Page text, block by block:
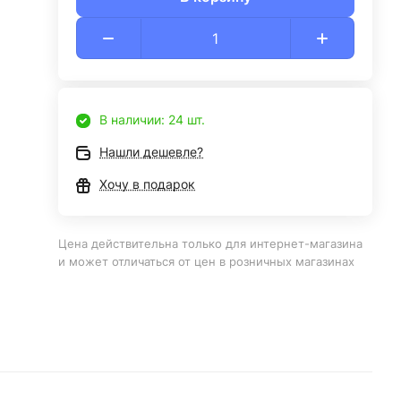
В наличии: 24 шт.
Нашли дешевле?
Хочу в подарок
Цена действительна только для интернет-магазина
и может отличаться от цен в розничных магазинах